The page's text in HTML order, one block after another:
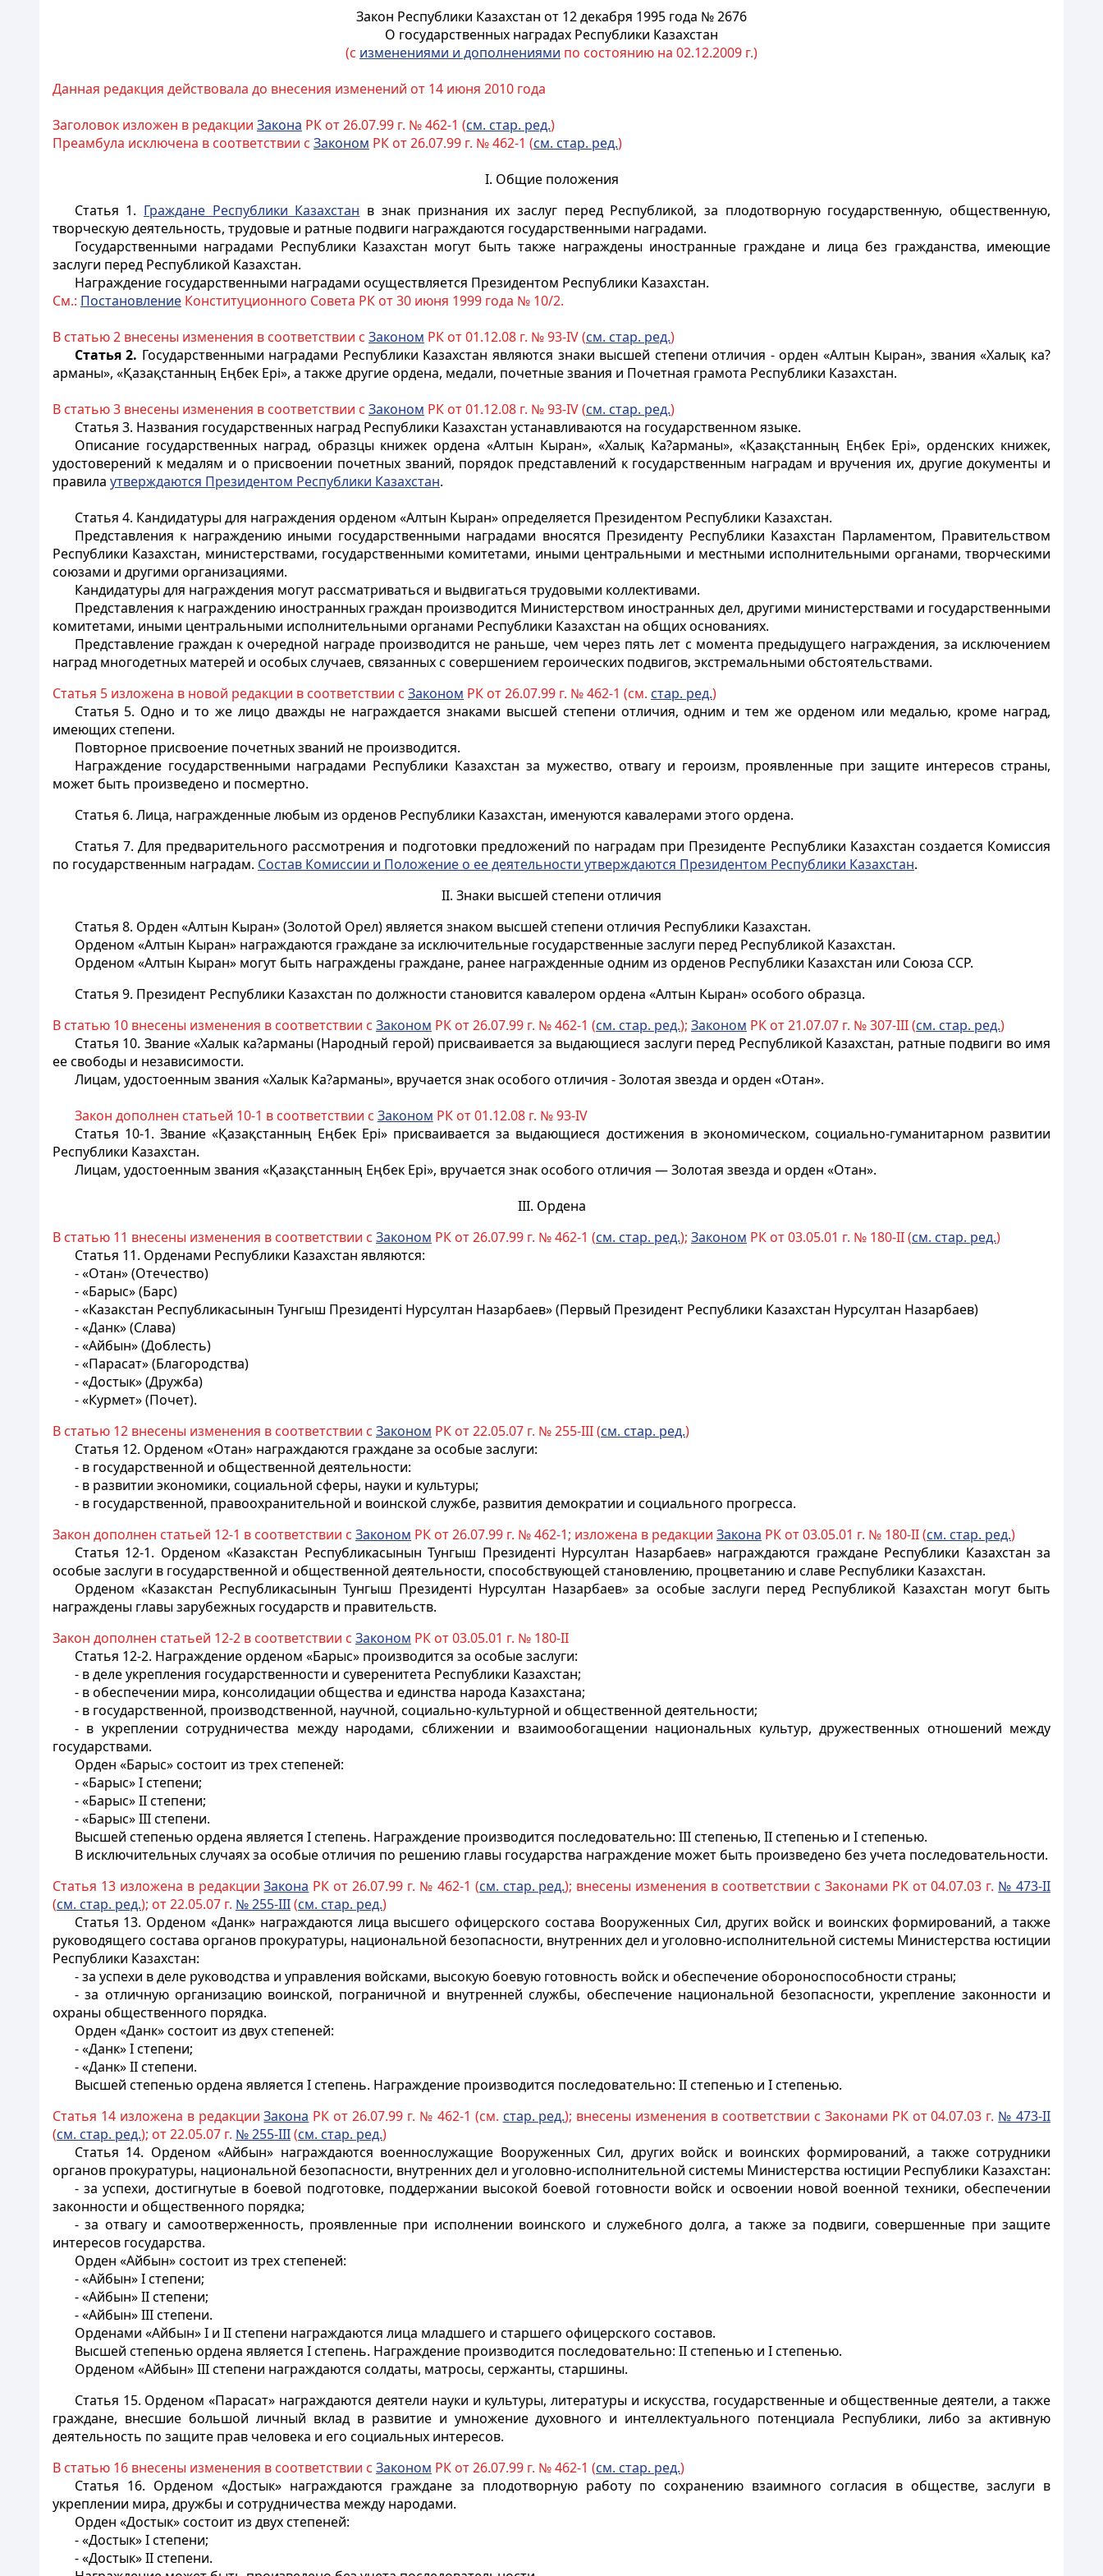
Закон Республики Казахстан от 12 декабря 1995 года № 2676
О государственных наградах Республики Казахстан
(с изменениями и дополнениями по состоянию на 02.12.2009 г.)
Данная редакция действовала до внесения изменений от 14 июня 2010 года
Заголовок изложен в редакции Закона РК от 26.07.99 г. № 462-1 (см. стар. ред.)
Преамбула исключена в соответствии с Законом РК от 26.07.99 г. № 462-1 (см. стар. ред.)
I. Общие положения
Статья 1. Граждане Республики Казахстан в знак признания их заслуг перед Республикой, за плодотворную государственную, общественную,
творческую деятельность, трудовые и ратные подвиги награждаются государственными наградами.
Государственными наградами Республики Казахстан могут быть также награждены иностранные граждане и лица без гражданства, имеющие
заслуги перед Республикой Казахстан.
Награждение государственными наградами осуществляется Президентом Республики Казахстан.
См.: Постановление Конституционного Совета РК от 30 июня 1999 года № 10/2.
В статью 2 внесены изменения в соответствии с Законом РК от 01.12.08 г. № 93-IV (см. стар. ред.)
Статья 2. Государственными наградами Республики Казахстан являются знаки высшей степени отличия - орден «Алтын Кыран», звания «Халық ка?
арманы», «Қазақстанның Еңбек Ері», а также другие ордена, медали, почетные звания и Почетная грамота Республики Казахстан.
В статью 3 внесены изменения в соответствии с Законом РК от 01.12.08 г. № 93-IV (см. стар. ред.)
Статья 3. Названия государственных наград Республики Казахстан устанавливаются на государственном языке.
Описание государственных наград, образцы книжек ордена «Алтын Кыран», «Халық Ка?арманы», «Қазақстанның Еңбек Ері», орденских книжек,
удостоверений к медалям и о присвоении почетных званий, порядок представлений к государственным наградам и вручения их, другие документы и
правила утверждаются Президентом Республики Казахстан.
Статья 4. Кандидатуры для награждения орденом «Алтын Кыран» определяется Президентом Республики Казахстан.
Представления к награждению иными государственными наградами вносятся Президенту Республики Казахстан Парламентом, Правительством
Республики Казахстан, министерствами, государственными комитетами, иными центральными и местными исполнительными органами, творческими
союзами и другими организациями.
Кандидатуры для награждения могут рассматриваться и выдвигаться трудовыми коллективами.
Представления к награждению иностранных граждан производится Министерством иностранных дел, другими министерствами и государственными
комитетами, иными центральными исполнительными органами Республики Казахстан на общих основаниях.
Представление граждан к очередной награде производится не раньше, чем через пять лет с момента предыдущего награждения, за исключением
наград многодетных матерей и особых случаев, связанных с совершением героических подвигов, экстремальными обстоятельствами.
Статья 5 изложена в новой редакции в соответствии с Законом РК от 26.07.99 г. № 462-1 (см. стар. ред.)
Статья 5. Одно и то же лицо дважды не награждается знаками высшей степени отличия, одним и тем же орденом или медалью, кроме наград,
имеющих степени.
Повторное присвоение почетных званий не производится.
Награждение государственными наградами Республики Казахстан за мужество, отвагу и героизм, проявленные при защите интересов страны,
может быть произведено и посмертно.
Статья 6. Лица, награжденные любым из орденов Республики Казахстан, именуются кавалерами этого ордена.
Статья 7. Для предварительного рассмотрения и подготовки предложений по наградам при Президенте Республики Казахстан создается Комиссия
по государственным наградам. Состав Комиссии и Положение о ее деятельности утверждаются Президентом Республики Казахстан.
II. Знаки высшей степени отличия
Статья 8. Орден «Алтын Кыран» (Золотой Орел) является знаком высшей степени отличия Республики Казахстан.
Орденом «Алтын Кыран» награждаются граждане за исключительные государственные заслуги перед Республикой Казахстан.
Орденом «Алтын Кыран» могут быть награждены граждане, ранее награжденные одним из орденов Республики Казахстан или Союза ССР.
Статья 9. Президент Республики Казахстан по должности становится кавалером ордена «Алтын Кыран» особого образца.
В статью 10 внесены изменения в соответствии с Законом РК от 26.07.99 г. № 462-1 (см. стар. ред.); Законом РК от 21.07.07 г. № 307-III (см. стар. ред.)
Статья 10. Звание «Халык ка?арманы (Народный герой) присваивается за выдающиеся заслуги перед Республикой Казахстан, ратные подвиги во имя
ее свободы и независимости.
Лицам, удостоенным звания «Халык Ка?арманы», вручается знак особого отличия - Золотая звезда и орден «Отан».
Закон дополнен статьей 10-1 в соответствии с Законом РК от 01.12.08 г. № 93-IV
Статья 10-1. Звание «Қазақстанның Еңбек Ері» присваивается за выдающиеся достижения в экономическом, социально-гуманитарном развитии
Республики Казахстан.
Лицам, удостоенным звания «Қазақстанның Еңбек Ері», вручается знак особого отличия — Золотая звезда и орден «Отан».
III. Ордена
В статью 11 внесены изменения в соответствии с Законом РК от 26.07.99 г. № 462-1 (см. стар. ред.); Законом РК от 03.05.01 г. № 180-II (см. стар. ред.)
Статья 11. Орденами Республики Казахстан являются:
- «Отан» (Отечество)
- «Барыс» (Барс)
- «Казакстан Республикасынын Тунгыш Президентi Нурсултан Назарбаев» (Первый Президент Республики Казахстан Нурсултан Назарбаев)
- «Данк» (Слава)
- «Айбын» (Доблесть)
- «Парасат» (Благородства)
- «Достык» (Дружба)
- «Курмет» (Почет).
В статью 12 внесены изменения в соответствии с Законом РК от 22.05.07 г. № 255-III (см. стар. ред.)
Статья 12. Орденом «Отан» награждаются граждане за особые заслуги:
- в государственной и общественной деятельности:
- в развитии экономики, социальной сферы, науки и культуры;
- в государственной, правоохранительной и воинской службе, развития демократии и социального прогресса.
Закон дополнен статьей 12-1 в соответствии с Законом РК от 26.07.99 г. № 462-1; изложена в редакции Закона РК от 03.05.01 г. № 180-II (см. стар. ред.)
Статья 12-1. Орденом «Казакстан Республикасынын Тунгыш Президентi Нурсултан Назарбаев» награждаются граждане Республики Казахстан за
особые заслуги в государственной и общественной деятельности, способствующей становлению, процветанию и славе Республики Казахстан.
Орденом «Казакстан Республикасынын Тунгыш Президентi Нурсултан Назарбаев» за особые заслуги перед Республикой Казахстан могут быть
награждены главы зарубежных государств и правительств.
Закон дополнен статьей 12-2 в соответствии с Законом РК от 03.05.01 г. № 180-II
Статья 12-2. Награждение орденом «Барыс» производится за особые заслуги:
- в деле укрепления государственности и суверенитета Республики Казахстан;
- в обеспечении мира, консолидации общества и единства народа Казахстана;
- в государственной, производственной, научной, социально-культурной и общественной деятельности;
- в укреплении сотрудничества между народами, сближении и взаимообогащении национальных культур, дружественных отношений между
государствами.
Орден «Барыс» состоит из трех степеней:
- «Барыс» I степени;
- «Барыс» II степени;
- «Барыс» III степени.
Высшей степенью ордена является I степень. Награждение производится последовательно: III степенью, II степенью и I степенью.
В исключительных случаях за особые отличия по решению главы государства награждение может быть произведено без учета последовательности.
Статья 13 изложена в редакцииЗакона РК от 26.07.99 г. № 462-1 (см. стар. ред.); внесены изменения в соответствии с Законами РК от 04.07.03 г. № 473-II
(см. стар. ред.); от 22.05.07 г. № 255-III(см. стар. ред.)
Статья 13. Орденом «Данк» награждаются лица высшего офицерского состава Вооруженных Сил, других войск и воинских формирований, а также
руководящего состава органов прокуратуры, национальной безопасности, внутренних дел и уголовно-исполнительной системы Министерства юстиции
Республики Казахстан:
- за успехи в деле руководства и управления войсками, высокую боевую готовность войск и обеспечение обороноспособности страны;
- за отличную организацию воинской, пограничной и внутренней службы, обеспечение национальной безопасности, укрепление законности и
охраны общественного порядка.
Орден «Данк» состоит из двух степеней:
- «Данк» I степени;
- «Данк» II степени.
Высшей степенью ордена является I степень. Награждение производится последовательно: II степенью и I степенью.
Статья 14 изложена в редакцииЗакона РК от 26.07.99 г. № 462-1 (см. стар. ред.); внесены изменения в соответствии с Законами РК от 04.07.03 г. № 473-II
(см. стар. ред.); от 22.05.07 г. № 255-III(см. стар. ред.)
Статья 14. Орденом «Айбын» награждаются военнослужащие Вооруженных Сил, других войск и воинских формирований, а также сотрудники
органов прокуратуры, национальной безопасности, внутренних дел и уголовно-исполнительной системы Министерства юстиции Республики Казахстан:
- за успехи, достигнутые в боевой подготовке, поддержании высокой боевой готовности войск и освоении новой военной техники, обеспечении
законности и общественного порядка;
- за отвагу и самоотверженность, проявленные при исполнении воинского и служебного долга, a также за подвиги, совершенные при защите
интересов государства.
Орден «Айбын» состоит из трех степеней:
- «Айбын» I степени;
- «Айбын» II степени;
- «Айбын» III степени.
Орденами «Айбын» I и II степени награждаются лица младшего и старшего офицерского составов.
Высшей степенью ордена является I степень. Награждение производится последовательно: II степенью и I степенью.
Орденом «Айбын» III степени награждаются солдаты, матросы, сержанты, старшины.
Статья 15. Орденом «Парасат» награждаются деятели науки и культуры, литературы и искусства, государственные и общественные деятели, а также
граждане, внесшие большой личный вклад в развитие и умножение духовного и интеллектуального потенциала Республики, либо за активную
деятельность по защите прав человека и его социальных интересов.
В статью 16 внесены изменения в соответствии с Законом РК от 26.07.99 г. № 462-1 (см. стар. ред.)
Статья 16. Орденом «Достык» награждаются граждане за плодотворную работу по сохранению взаимного согласия в обществе, заслуги в
укреплении мира, дружбы и сотрудничества между народами.
Орден «Достык» состоит из двух степеней:
- «Достык» I степени;
- «Достык» II степени.